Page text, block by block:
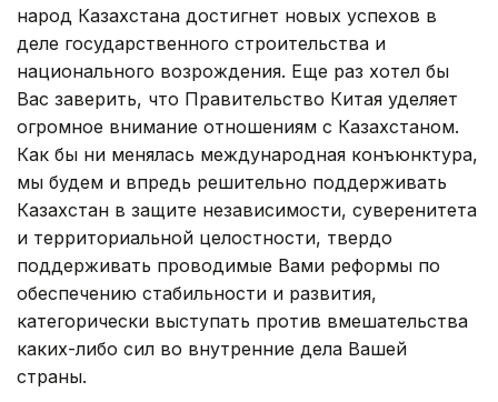
народ Казахстана достигнет новых успехов в
деле государственного строительства и
национального возрождения. Еще раз хотел бы
Вас заверить, что Правительство Китая уделяет
огромное внимание отношениям с Казахстаном.
Как бы ни менялась международная конъюнктура,
мы будем и впредь решительно поддерживать
Казахстан в защите независимости, суверенитета
и территориальной целостности, твердо
поддерживать проводимые Вами реформы по
обеспечению стабильности и развития,
категорически выступать против вмешательства
каких-либо сил во внутренние дела Вашей
страны.